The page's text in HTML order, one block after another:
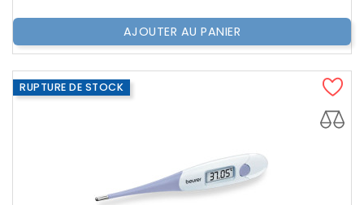
AJOUTER AU PANIER
RUPTURE DE STOCK